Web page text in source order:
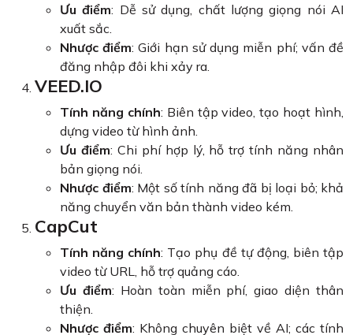
Ưu điểm: Dễ sử dụng, chất lượng giọng nói AI
xuất sắc.
Nhược điểm: Giới hạn sử dụng miễn phí; vấn đề
đăng nhập đôi khi xảy ra.
VEED.IO
Tính năng chính: Biên tập video, tạo hoạt hình,
dựng video từ hình ảnh.
Ưu điểm: Chi phí hợp lý, hỗ trợ tính năng nhân
bản giọng nói.
Nhược điểm: Một số tính năng đã bị loại bỏ; khả
năng chuyển văn bản thành video kém.
CapCut
Tính năng chính: Tạo phụ đề tự động, biên tập
video từ URL, hỗ trợ quảng cáo.
Ưu điểm: Hoàn toàn miễn phí, giao diện thân
thiện.
Nhược điểm: Không chuyên biệt về AI; các tính